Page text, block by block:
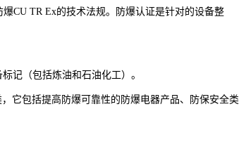
CU TR Ex的技术法规。防爆认证是针对的设备整
记（包括炼油和石油化工）。
它包括提高防爆可靠性的防爆电器产品、防保安全类